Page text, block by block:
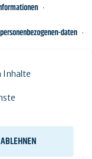
daten
Inhalte
ABLEHNEN